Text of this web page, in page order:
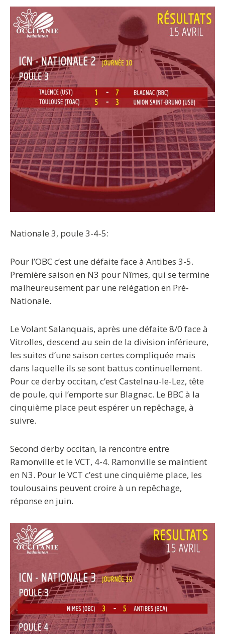
Nationale 3, poule 3-4-5:
Pour l’OBC c’est une défaite face à Antibes 3-5.
Première saison en N3 pour Nîmes, qui se termine
malheureusement par une relégation en Pré-
Nationale.
Le Volant Salanquais, après une défaite 8/0 face à
Vitrolles, descend au sein de la division inférieure,
les suites d’une saison certes compliquée mais
dans laquelle ils se sont battus continuellement.
Pour ce derby occitan, c’est Castelnau-le-Lez, tête
de poule, qui l’emporte sur Blagnac. Le BBC à la
cinquième place peut espérer un repêchage, à
suivre.
Second derby occitan, la rencontre entre
Ramonville et le VCT, 4-4. Ramonville se maintient
en N3. Pour le VCT c’est une cinquième place, les
toulousains peuvent croire à un repêchage,
réponse en juin.